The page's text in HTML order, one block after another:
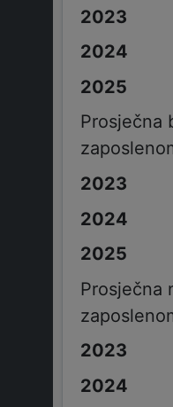
Prosječna
Prosječna